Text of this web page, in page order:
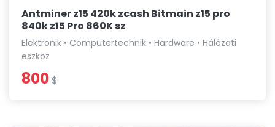
Antminer z15 420k zcash Bitmain z15 pro
840k z15 Pro 860K sz
Elektronik • Computertechnik • Hardware • Hálózati
eszköz
800$